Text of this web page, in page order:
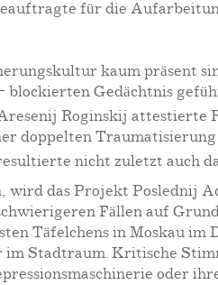
für die
kaum
blockierten Gedächtnis
Roginskij attestierte
doppelten
nicht zuletzt auch
wird das Projekt Poslednij
Fällen auf
Täfelchens in Moskau im
Stadtraum. Kritische
oder